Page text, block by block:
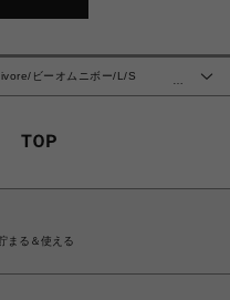
ビーオムニボー/L/S
まる＆使える